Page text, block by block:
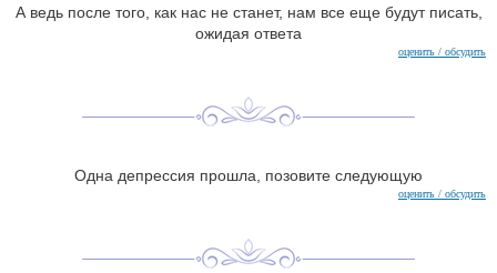
А ведь после того, как нас не станет, нам все еще будут писать,
ожидая ответа
оценить / обсудить
Одна депрессия прошла, позовите следующую
оценить / обсудить